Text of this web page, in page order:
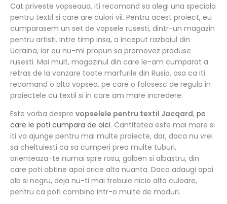
Cat priveste vopseaua, iti recomand sa alegi una speciala
pentru textil si care are culori vii. Pentru acest proiect, eu
cumparasem un set de vopsele rusesti, dintr-un magazin
pentru artisti. Intre timp insa, a inceput razboiul din
Ucraina, iar eu nu-mi propun sa promovez produse
rusesti. Mai mult, magazinul din care le-am cumparat a
retras de la vanzare toate marfurile din Rusia, asa ca iti
recomand o alta vopsea, pe care o folosesc de regula in
proiectele cu textil si in care am mare incredere.
Este vorba despre vopselele pentru textil Jacqard, pe
care le poti cumpara de aici. Cantitatea este mai mare si
iti va ajunge pentru mai multe proiecte, dar, daca nu vrei
sa cheltuiesti ca sa cumperi prea multe tuburi,
orienteaza-te numai spre rosu, galben si albastru, din
care poti obtine apoi orice alta nuanta. Daca adaugi apoi
alb si negru, deja nu-ti mai trebuie nicio alta culoare,
pentru ca poti combina intr-o multe de moduri.